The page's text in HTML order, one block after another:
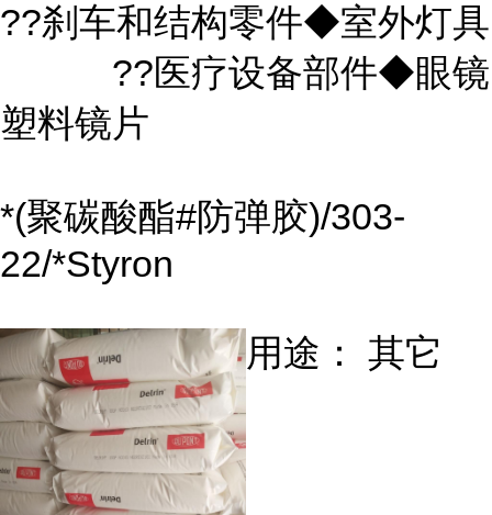
??刹车和结构零件◆室外灯具
??医疗设备部件◆眼镜
塑料镜片
*(聚碳酸酯#防弹胶)/303-
22/*Styron
用途： 其它